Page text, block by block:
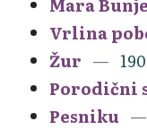
Vrlina
Žur
Porodični
Pesniku